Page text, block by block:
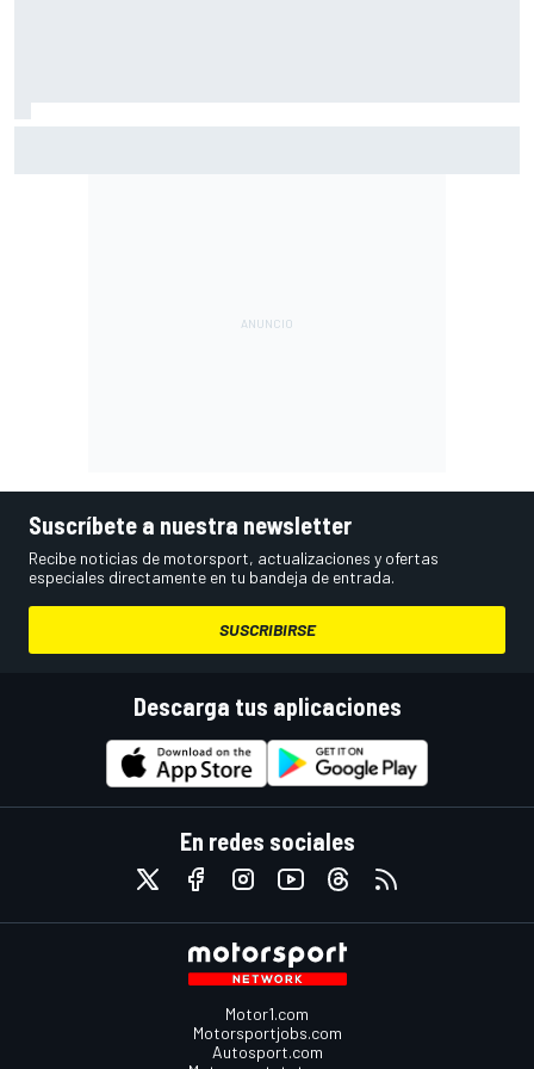
Suscríbete a nuestra newsletter
Recibe noticias de motorsport, actualizaciones y ofertas
especiales directamente en tu bandeja de entrada.
SUSCRIBIRSE
Descarga tus aplicaciones
En redes sociales
Motor1.com
Motorsportjobs.com
Autosport.com